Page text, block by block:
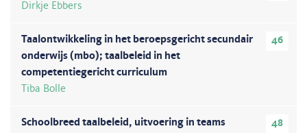
Dirkje Ebbers
46
Taalontwikkeling in het beroepsgericht secundair
onderwijs (mbo); taalbeleid in het
competentiegericht curriculum
Tiba Bolle
48
Schoolbreed taalbeleid, uitvoering in teams